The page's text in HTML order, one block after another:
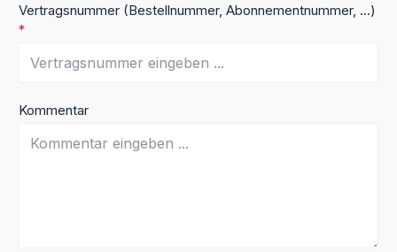
Vertragsnummer (Bestellnummer, Abonnementnummer, ...)
*
Kommentar